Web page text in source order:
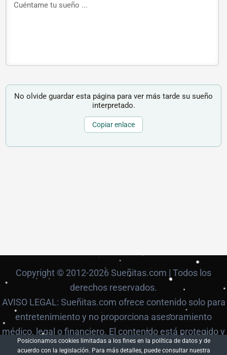
No olvide guardar esta página para ver más tarde su sueño
interpretado.
Copiar enlace
Copyright © 2012-2026 Sueñitas.com | Todos los
derechos reservados.
AVISO LEGAL: Sueñitas.com ofrece contenido solo para
entretenimiento y no proporciona asesoramiento
médico, legal o financiero. El contenido está protegido y
no puede ser reproducido sin autorización.
Posicionamos cookies limitadas a los fines en la política de datos y de
acuerdo con la legislación. Para más detalles, puede consultar nuestra